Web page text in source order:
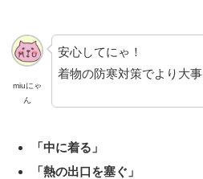
miuにゃ
ん
安心してにゃ！
着物の防寒対策でより大
「中に着る」
「熱の出口を塞ぐ」